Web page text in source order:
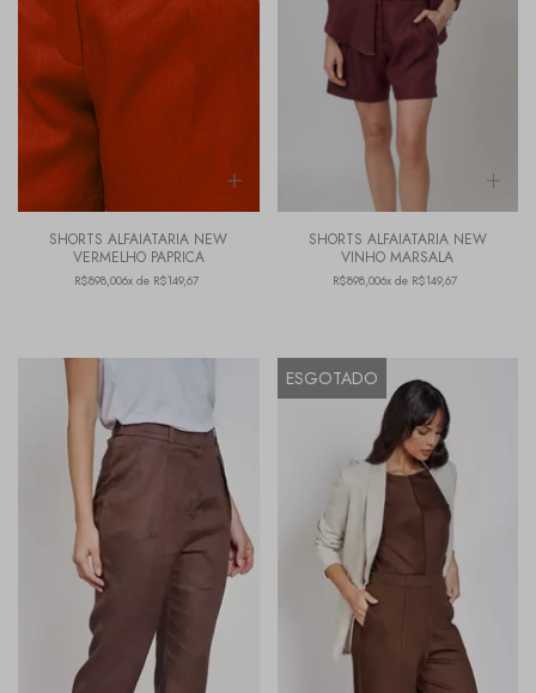
SHORTS ALFAIATARIA NEW
VERMELHO PAPRICA
R$898,006x de R$149,67
SHORTS ALFAIATARIA NEW
VINHO MARSALA
R$898,006x de R$149,67
ESGOTADO